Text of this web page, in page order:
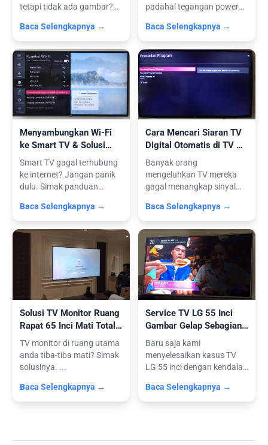
tetapi tidak ada gambar?
Baca Selengkapnya →
padahal tegangan power
Baca Selengkapnya →
Menyambungkan Wi-Fi
ke Smart TV & Solusi
Jika Jaringan Tidak
Terdeteksi
Smart TV gagal terhubung
ke internet? Jangan panik
dulu. Simak panduan
Baca Selengkapnya →
Cara Mencari Siaran TV
Digital Otomatis di TV &
STB Serta Tips Pasang
Antena
Banyak orang
mengeluhkan TV mereka
gagal menangkap sinyal
Baca Selengkapnya →
Solusi TV Monitor Ruang
Rapat 65 Inci Mati Total:
Perbaikan Power Supply
TV monitor di ruang utama
anda tiba-tiba mati? Simak
solusinya. ...
Baca Selengkapnya →
Service TV LG 55 Inci
Gambar Gelap Sebagian:
Solusi Backlight & Power
Supply (Layanan
Panggilan)
Baru saja kami
menyelesaikan kasus TV
LG 55 inci dengan kendala
Baca Selengkapnya →